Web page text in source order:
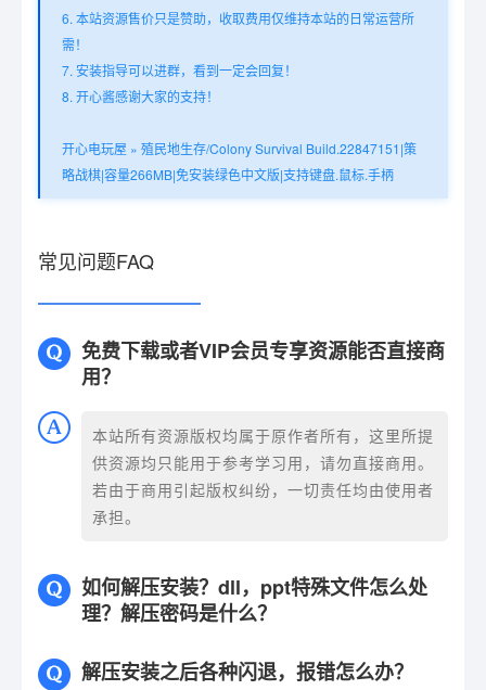
6. 本站资源售价只是赞助，收取费用仅维持本站的日常运营所
需！
7. 安装指导可以进群，看到一定会回复！
8. 开心酱感谢大家的支持！
开心电玩屋 » 殖民地生存/Colony Survival Build.22847151|策
略战棋|容量266MB|免安装绿色中文版|支持键盘.鼠标.手柄
常见问题FAQ
免费下载或者VIP会员专享资源能否直接商
用？
本站所有资源版权均属于原作者所有，这里所提
供资源均只能用于参考学习用，请勿直接商用。
若由于商用引起版权纠纷，一切责任均由使用者
承担。
如何解压安装？dll，ppt特殊文件怎么处
理？解压密码是什么？
解压安装之后各种闪退，报错怎么办？